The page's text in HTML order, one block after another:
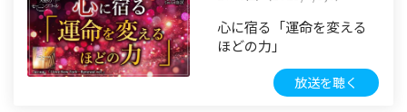
心に宿る「運命を変える
ほどの力」
放送を聴く